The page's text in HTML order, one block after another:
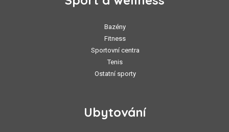
Bazény
Fitness
Sportovní centra
Tenis
Ostatní sporty
Ubytování